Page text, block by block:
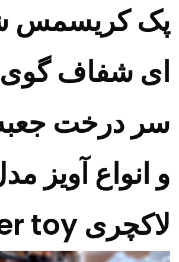
پک کریسمس
ای شفاف گوی
سر درخت
و انواع آویز
لاکچری niker toy